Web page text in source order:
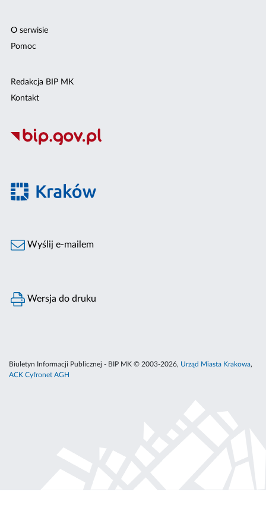
O serwisie
Pomoc
Redakcja BIP MK
Kontakt
Wyślij e-mailem
Wersja do druku
Biuletyn Informacji Publicznej - BIP MK © 2003-2026, Urząd Miasta Krakowa,
ACK Cyfronet AGH